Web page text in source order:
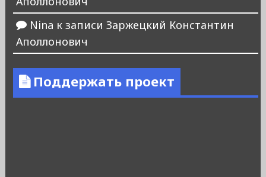
Nina к записи Заржецкий Константин
Аполлонович
Поддержать проект